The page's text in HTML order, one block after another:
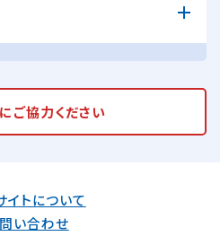
ご協力ください
イトについて
い合わせ